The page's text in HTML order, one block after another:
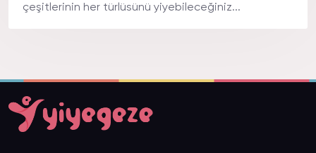
çeşitlerinin her türlüsünü yiyebileceğiniz...